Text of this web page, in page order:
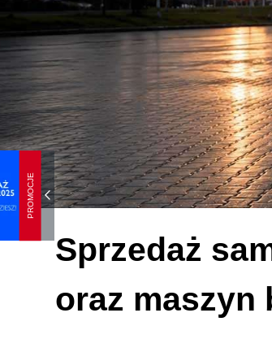
PROMOCJE
Sprzedaż
oraz maszyn